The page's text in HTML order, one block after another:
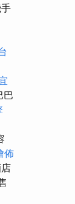
巴
佈